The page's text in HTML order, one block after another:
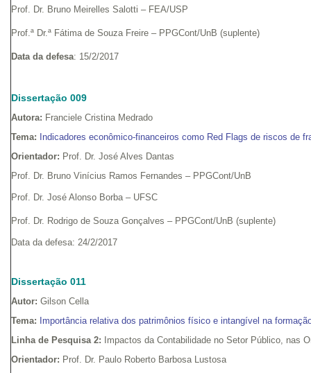
Prof. Dr. Bruno Meirelles Salotti – FEA/USP
Prof.ª Dr.ª Fátima de Souza Freire – PPGCont/UnB (suplente)
Data da defesa: 15/2/2017
Dissertação 009
Autora: Franciele Cristina Medrado
Tema:
Indicadores econômico-financeiros como Red Flags de riscos de
Orientador: Prof. Dr. José Alves Dantas
Prof. Dr. Bruno Vinícius Ramos Fernandes – PPGCont/UnB
Prof. Dr. José Alonso Borba – UFSC
Prof. Dr. Rodrigo de Souza Gonçalves – PPGCont/UnB (suplente)
Data da defesa: 24/2/2017
Dissertação 011
Autor: Gilson Cella
Tema:
Importância relativa dos patrimônios físico e intangível na
Linha de Pesquisa 2: Impactos da Contabilidade no Setor Público, nas
Orientador: Prof. Dr. Paulo Roberto Barbosa Lustosa